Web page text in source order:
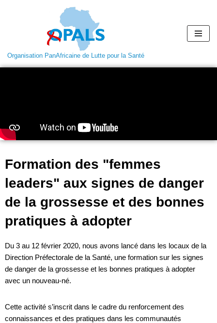
Organisation PanAfricaine de Lutte pour la Santé
Formation des "femmes
leaders" aux signes de danger
de la grossesse et des bonnes
pratiques à adopter
Du 3 au 12 février 2020, nous avons lancé dans les locaux de la
Direction Préfectorale de la Santé, une formation sur les signes
de danger de la grossesse et les bonnes pratiques à adopter
avec un nouveau-né.
Cette activité s’inscrit dans le cadre du renforcement des
connaissances et des pratiques dans les communautés